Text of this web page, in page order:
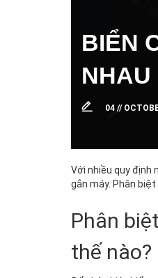
BIỂN
NHAU
04 //
Với nhiều quy định
gắn máy. Phân
Phân
thế nào?